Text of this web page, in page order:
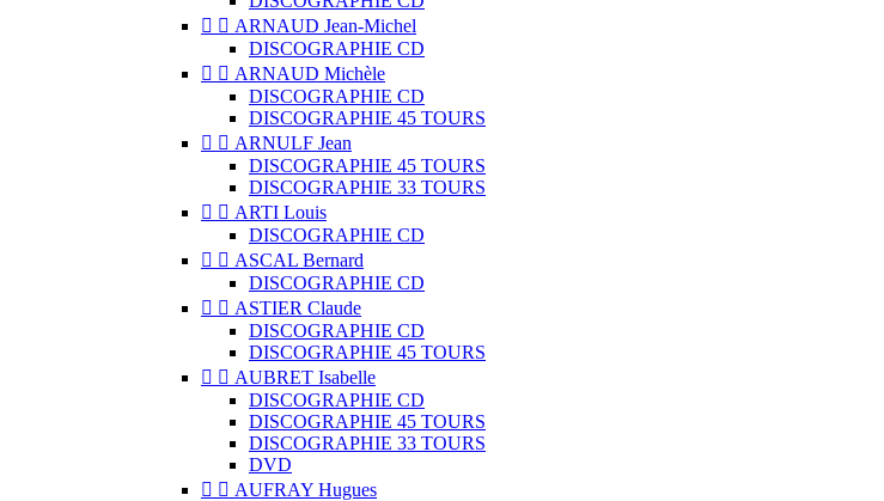
  ARNAUD Jean-Michel
DISCOGRAPHIE CD
  ARNAUD Michèle
DISCOGRAPHIE CD
DISCOGRAPHIE 45 TOURS
  ARNULF Jean
DISCOGRAPHIE 45 TOURS
DISCOGRAPHIE 33 TOURS
  ARTI Louis
DISCOGRAPHIE CD
  ASCAL Bernard
DISCOGRAPHIE CD
  ASTIER Claude
DISCOGRAPHIE CD
DISCOGRAPHIE 45 TOURS
  AUBRET Isabelle
DISCOGRAPHIE CD
DISCOGRAPHIE 45 TOURS
DISCOGRAPHIE 33 TOURS
DVD
  AUFRAY Hugues